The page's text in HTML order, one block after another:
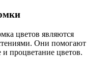
цветов являются
Они помогают
и процветание цветов.